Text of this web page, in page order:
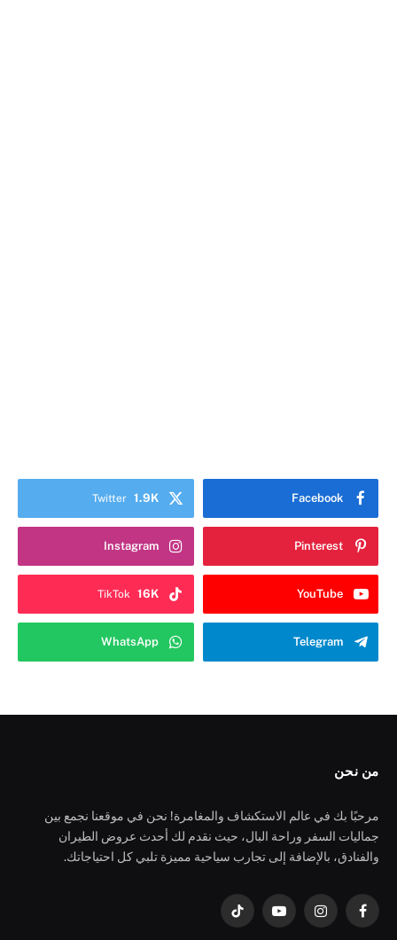
Facebook
Twitter 1.9K
Pinterest
Instagram
YouTube
TikTok 16K
Telegram
WhatsApp
من نحن
مرحبًا بك في عالم الاستكشاف والمغامرة! نحن في موقعنا نجمع بين
جماليات السفر وراحة البال، حيث نقدم لك أحدث عروض الطيران
والفنادق، بالإضافة إلى تجارب سياحية مميزة تلبي كل احتياجاتك.
فيسبوكالانستغراميوتيوب تيكتوك